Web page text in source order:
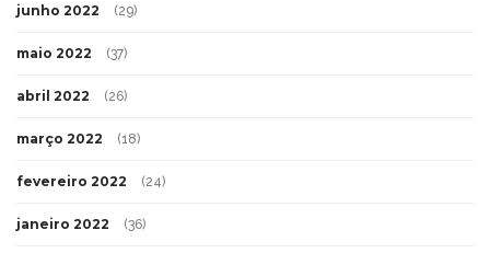
junho 2022 (29)
maio 2022 (37)
abril 2022 (26)
março 2022 (18)
fevereiro 2022 (24)
janeiro 2022 (36)